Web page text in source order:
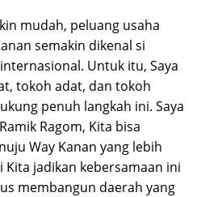
mudah, peluang usaha
semakin dikenal si
Untuk itu, Saya
tokoh adat, dan tokoh
penuh langkah ini. Saya
Ragom, Kita bisa
Way Kanan yang lebih
jadikan kebersamaan ini
membangun daerah yang